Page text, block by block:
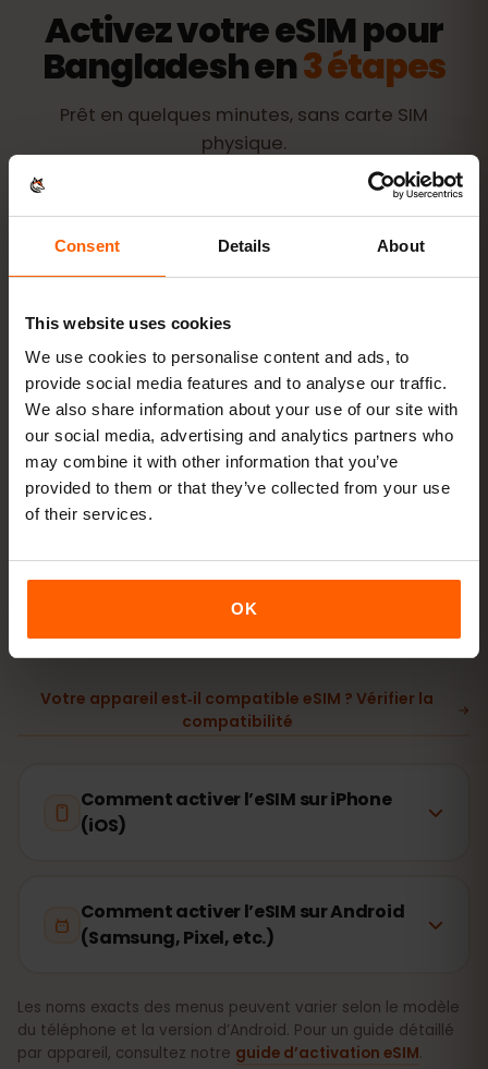
Consent Details About
This website uses cookies
We use cookies to personalise content and ads, to
provide social media features and to analyse our traffic.
We also share information about your use of our site with
our social media, advertising and analytics partners who
may combine it with other information that you’ve
provided to them or that they’ve collected from your use
of their services.
OK
Activez votre eSIM pour
Bangladesh en3 étapes
Prêt en quelques minutes, sans carte SIM
physique.
Achetez un forfait QR code aussitôt par
Installez l’eSIM scannez le QR code chez
vous en Wi‑Fi
Connectez‑vous activez les données en
itinérance en Bangladesh
Réglages → Données cellulaires → Ajouter un forfait
Votre appareil est‑il compatible eSIM ? Vérifier la
compatibilité
Comment activer l’eSIM sur iPhone
(iOS)
Comment activer l’eSIM sur Android
(Samsung, Pixel, etc.)
Les noms exacts des menus peuvent varier selon le modèle
du téléphone et la version d’Android. Pour un guide détaillé
par appareil, consultez notre guide d’activation eSIM.